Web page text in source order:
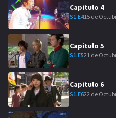
Capitulo 4
S1.E415 de
Capitulo 5
S1.E521 de
Capitulo 6
S1.E622 de